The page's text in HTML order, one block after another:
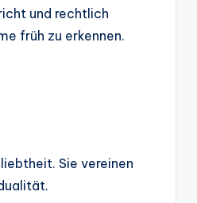
und rechtlich
früh zu erkennen.
Sie vereinen